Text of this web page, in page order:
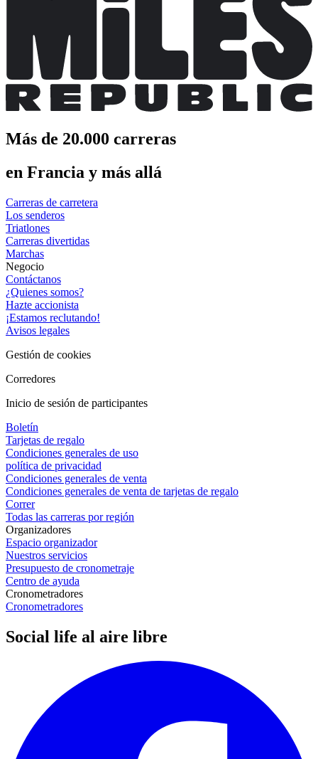
Más de 20.000 carreras
en Francia y más allá
Carreras de carretera
Los senderos
Triatlones
Carreras divertidas
Marchas
Negocio
Contáctanos
¿Quienes somos?
Hazte accionista
¡Estamos reclutando!
Avisos legales
Gestión de cookies
Corredores
Inicio de sesión de participantes
Boletín
Tarjetas de regalo
Condiciones generales de uso
política de privacidad
Condiciones generales de venta
Condiciones generales de venta de tarjetas de regalo
Correr
Todas las carreras por región
Organizadores
Espacio organizador
Nuestros servicios
Presupuesto de cronometraje
Centro de ayuda
Cronometradores
Cronometradores
Social life al aire libre